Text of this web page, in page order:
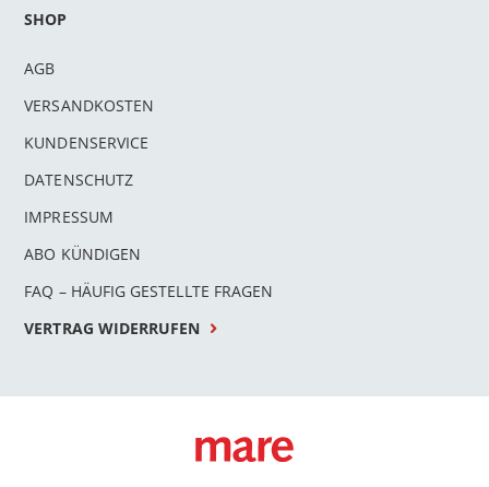
SHOP
AGB
VERSANDKOSTEN
KUNDENSERVICE
DATENSCHUTZ
IMPRESSUM
ABO KÜNDIGEN
FAQ – HÄUFIG GESTELLTE FRAGEN
VERTRAG WIDERRUFEN